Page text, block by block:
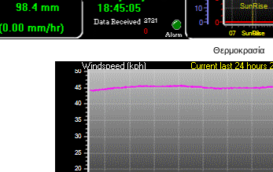
Θερμοκρασία